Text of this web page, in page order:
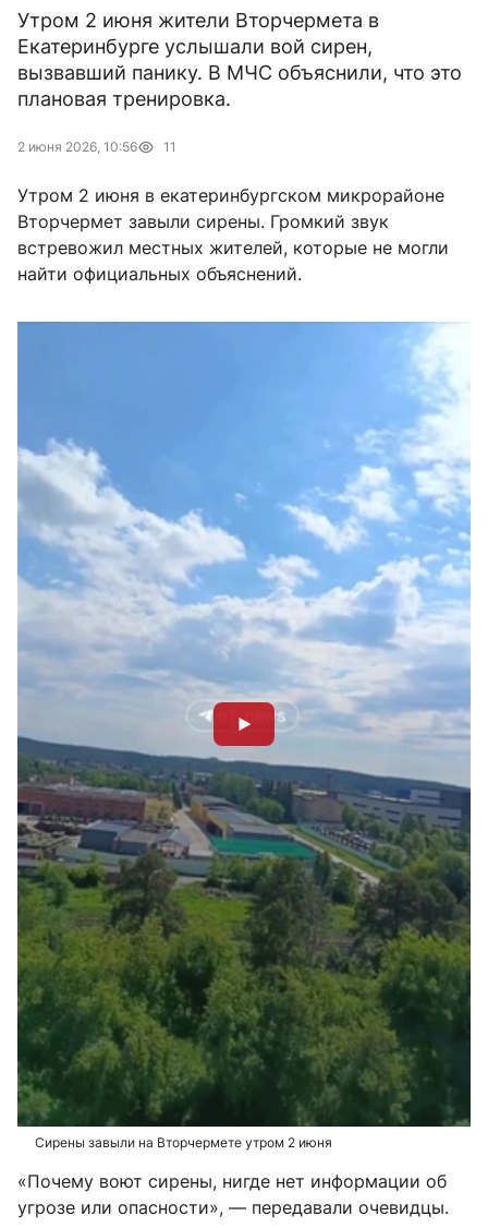
Утром 2 июня жители Вторчермета в
Екатеринбурге услышали вой сирен,
вызвавший панику. В МЧС объяснили, что это
плановая тренировка.
2 июня 2026, 10:56 11
Утром 2 июня в екатеринбургском микрорайоне
Вторчермет завыли сирены. Громкий звук
встревожил местных жителей, которые не могли
найти официальных объяснений.
Сирены завыли на Вторчермете утром 2 июня
«Почему воют сирены, нигде нет информации об
угрозе или опасности», — передавали очевидцы.